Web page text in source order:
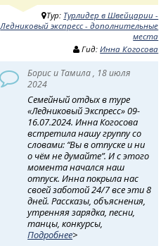
Тур: Турлидер в Швейцарии -
Ледниковый экспресс - дополнительные
места
Гид:Инна Когосова
Борис и Тамила , 18 июля
2024
Семейный отдых в туре
«Ледниковый Экспресс» 09-
16.07.2024. Инна Когосова
встретила нашу группу со
словами: “Вы в отпуске и ни
о чём не думайте”. И с этого
момента начался наш
отпуск. Инна покрыла нас
своей заботой 24/7 все эти 8
дней. Рассказы, объяснения,
утренняя зарядка, песни,
танцы, конкурсы,
Подробнее>